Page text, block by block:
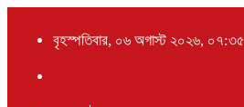
বৃহস্পতিবার, ০৬ অগাস্ট ২০২৬,